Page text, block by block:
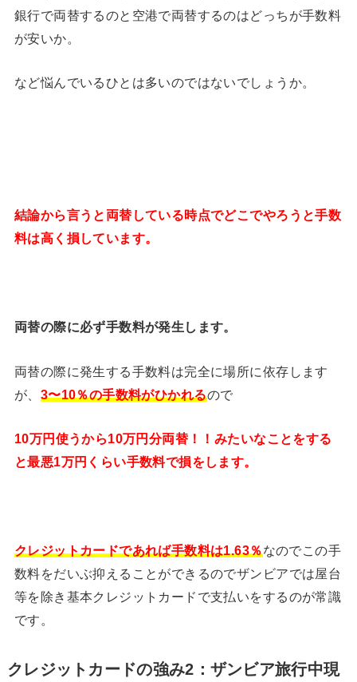
銀行で両替するのと空港で両替するのはどっちが手数料
が安いか。
など悩んでいるひとは多いのではないでしょうか。
結論から言うと両替している時点でどこでやろうと手数
料は高く損しています。
両替の際に必ず手数料が発生します。
両替の際に発生する手数料は完全に場所に依存します
が、 3〜10％の手数料がひかれるので
10万円使うから10万円分両替！！みたいなことをする
と最悪1万円くらい手数料で損をします。
クレジットカードであれば手数料は1.63％ なのでこの手
数料をだいぶ抑えることができるのでザンビアでは屋台
等を除き基本クレジットカードで支払いをするのが常識
です。
クレジットカードの強み2：ザンビア旅行中現